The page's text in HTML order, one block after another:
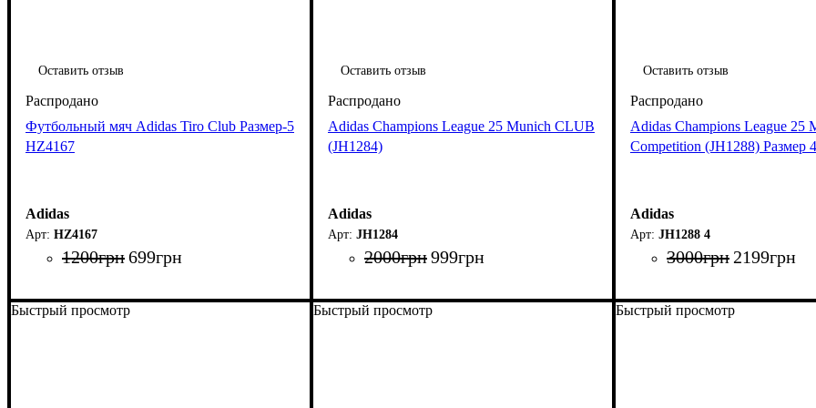
Оставить отзыв
Футбольный мяч Adidas Tiro Club Размер-5
HZ4167
Adidas
HZ4167
1200грн699грн
Оставить отзыв
Adidas Champions League 25 Munich CLUB
(JH1284)
Adidas
JH1284
2000грн999грн
Оставить отзыв
Adidas Champions League 25
Competition (JH1288) Размер 4
Adidas
JH1288 4
3000грн 2199грн
Быстрый просмотр Быстрый просмотр Быстрый просмотр